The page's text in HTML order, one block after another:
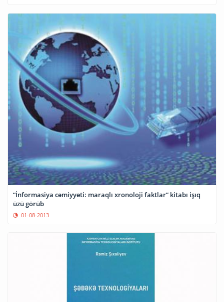
“İnformasiya cəmiyyəti: maraqlı xronoloji faktlar” kitabı işıq
üzü görüb
01-08-2013